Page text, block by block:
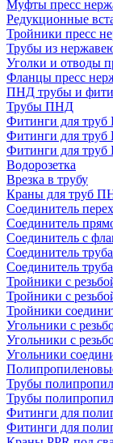
Муфты пресс
Редукционные
Тройники пресс
Трубы из
Уголки и отводы
Фланцы пресс
ПНД трубы и
Трубы ПНД
Фитинги для
Фитинги для
Фитинги для
Водорозетка
Врезка в трубу
Краны для труб
Соединитель
Соединитель
Соединитель с
Соединитель
Соединитель
Тройники с
Тройники с
Тройники
Угольники с
Угольники с
Угольники
Трубы
Трубы
Фитинги для
Фитинги для